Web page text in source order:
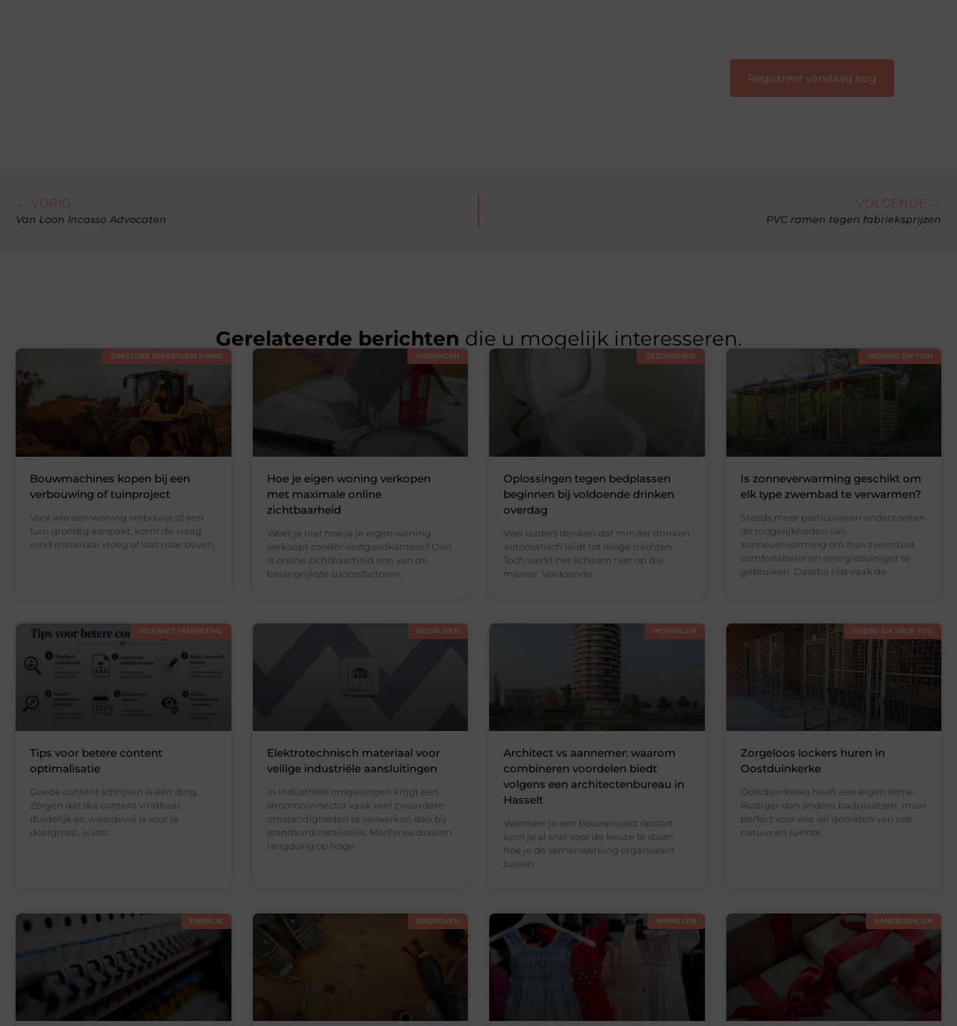
Registreer vandaag nog
← VORIG
Van Loon Incasso Advocaten
VOLGENDE →
PVC ramen tegen fabrieksprijzen
Gerelateerde berichten die u mogelijk interesseren.
ZAKELIJKE DIENSTVERLENING
Bouwmachines kopen bij een
verbouwing of tuinproject
Voor wie een woning verbouwt of een
tuin grondig aanpakt, komt de vraag
rond materiaal vroeg of laat naar boven.
WONINGEN
Hoe je eigen woning verkopen
met maximale online
zichtbaarheid
Weet je niet hoe je je eigen woning
verkoopt zonder vastgoedkantoor? Dan
is online zichtbaarheid een van de
belangrijkste succesfactoren.
GEZONDHEID
Oplossingen tegen bedplassen
beginnen bij voldoende drinken
overdag
Veel ouders denken dat minder drinken
automatisch leidt tot droge nachten.
Toch werkt het lichaam niet op die
manier. Voldoende
WONING EN TUIN
Is zonneverwarming geschikt om
elk type zwembad te verwarmen?
Steeds meer particulieren onderzoeken
de mogelijkheden van
zonneverwarming om hun zwembad
comfortabeler en energiezuiniger te
gebruiken. Daarbij rijst vaak de
INTERNET MARKETING
Tips voor betere content
optimalisatie
Goede content schrijven is één ding.
Zorgen dat die content vindbaar,
duidelijk en waardevol is voor je
doelgroep, is iets
BEDRIJVEN
Elektrotechnisch materiaal voor
veilige industriële aansluitingen
In industriële omgevingen krijgt een
stroomconnector vaak veel zwaardere
omstandigheden te verwerken dan bij
standaardinstallaties. Machines draaien
langdurig op hoge
WONINGEN
Architect vs aannemer: waarom
combineren voordelen biedt
volgens een architectenbureau in
Hasselt
Wanneer je een bouwproject opstart,
kom je al snel voor de keuze te staan
hoe je de samenwerking organiseert
tussen
HOBBY EN VRIJE TIJD
Zorgeloos lockers huren in
Oostduinkerke
Oostduinkerke heeft een eigen ritme.
Rustiger dan andere badplaatsen, maar
perfect voor wie wil genieten van zee,
natuur en ruimte.
ENERGIE BEDRIJVEN WINKELEN AANBIEDINGEN